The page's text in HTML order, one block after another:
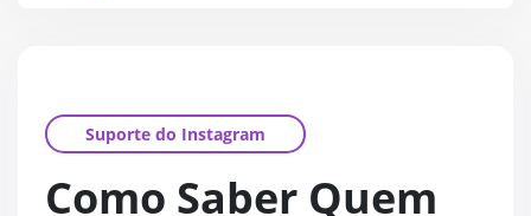
Instagram Reels
Visualizações TikTok
Curtidas em
Suporte do Instagram
Como Saber Quem